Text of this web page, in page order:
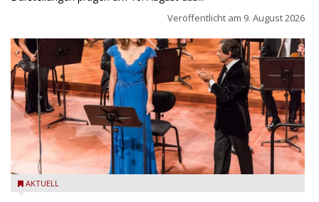
Veröffentlicht am 9. August 2026
Estate Musicale del Garda: Salò ehrt Nino Rota
AKTUELL